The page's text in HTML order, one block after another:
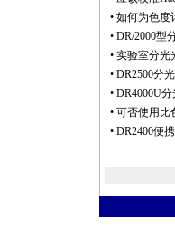
• 如何为色度
• DR/2000型
• 实验室分光
• DR2500分
• DR4000U
• 可否使用比
• DR2400便